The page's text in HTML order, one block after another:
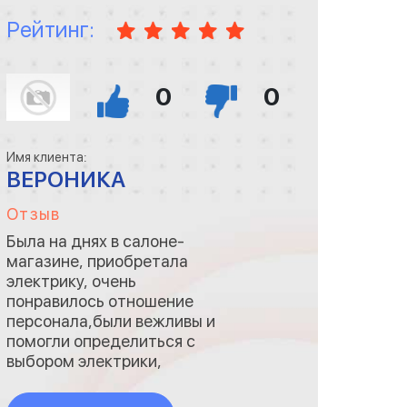
Рейтинг:
0 0
Имя клиента:
ВЕРОНИКА
Отзыв
Была на днях в салоне-
магазине, приобретала
электрику, очень
понравилось отношение
персонала,были вежливы и
помогли определиться с
выбором электрики,
удивление все было на